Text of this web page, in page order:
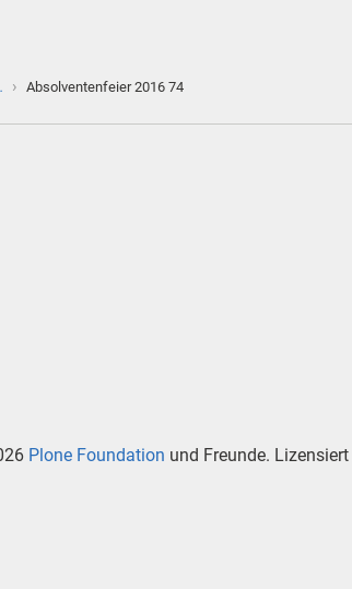
› Absolventenfeier 2016 74
Plone Foundation und Freunde.